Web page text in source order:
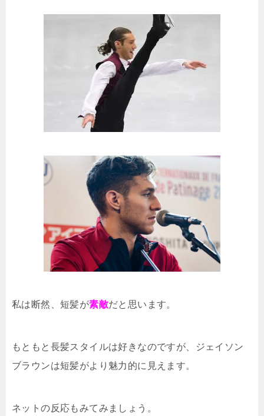
私は断然、短髪が素敵だと思います。
もともと長髪スタイルは好きなのですが、ジェイソン
ブラウンは短髪がより魅力的に見えます。
ネットの反応もみてみましょう。